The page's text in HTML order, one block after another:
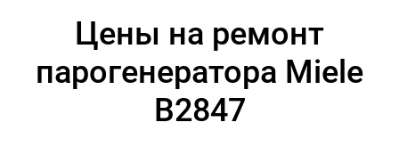
Цены на ремонт
парогенератора Miele
B2847